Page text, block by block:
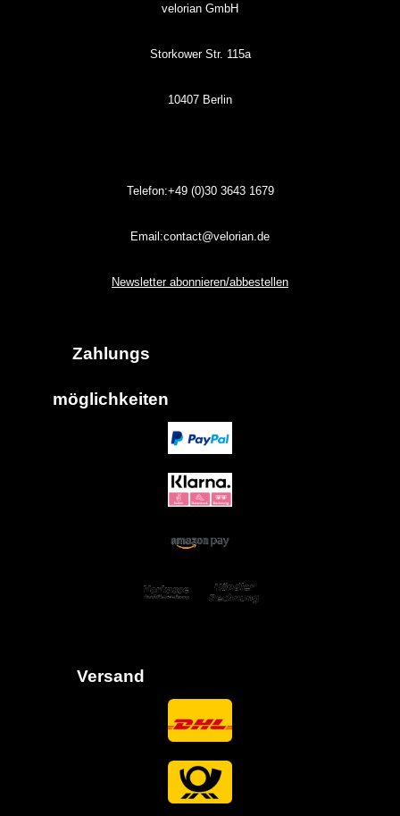
velorian GmbH
Storkower Str. 115a
10407 Berlin
Telefon:+49 (0)3036431679
Email:contact@velorian.de
Newsletter abonnieren/abbestellen
Zahlungs
möglich keiten
Versand